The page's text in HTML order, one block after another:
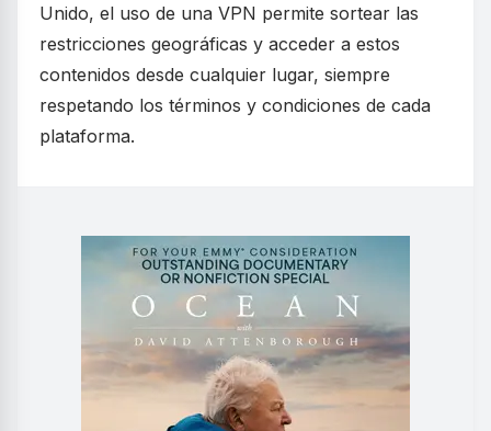
Unido, el uso de una VPN permite sortear las
restricciones geográficas y acceder a estos
contenidos desde cualquier lugar, siempre
respetando los términos y condiciones de cada
plataforma.